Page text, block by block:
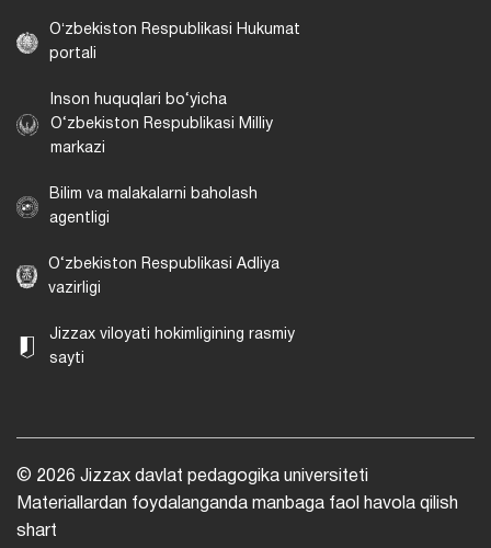
Oʻzbekiston Respublikasi Hukumat
portali
Inson huquqlari bo‘yicha
O‘zbekiston Respublikasi Milliy
markazi
Bilim va malakalarni baholash
agentligi
O‘zbekiston Respublikasi Adliya
vazirligi
Jizzax viloyati hokimligining rasmiy
sayti
© 2026 Jizzax davlat pedagogika universiteti
Materiallardan foydalanganda manbaga faol havola qilish
shart